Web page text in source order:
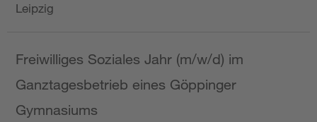
Leipzig
Freiwilliges Soziales Jahr (m/w/d) im
Ganztagesbetrieb eines Göppinger
Gymnasiums